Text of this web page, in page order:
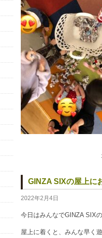
GINZA SIXの屋上に
2022年2月4日
今日はみんなでGINZA SIX
屋上に着くと、みんな早く